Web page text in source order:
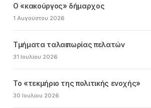
Ο «κακούργος» δήμαρχος
1 Αυγούστου 2026
Τμήματα ταλαιπωρίας πελατών
31 Ιουλίου 2026
Το «τεκμήριο της πολιτικής ενοχής»
30 Ιουλίου 2026